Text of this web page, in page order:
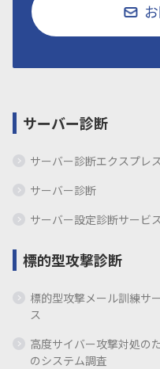
サーバー診断
サーバー診断エクスプレ
サーバー診断
サーバー設定診断サービ
標的型攻撃診断
標的型攻撃メール訓練サ
ス
高度サイバー攻撃対処の
のシステム調査